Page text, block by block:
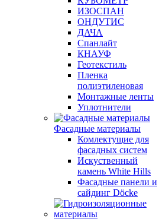
ИЗОСПАН
ОНДУТИС
ДАЧА
Спанлайт
КНАУФ
Геотекстиль
Пленка
полиэтиленовая
Монтажные ленты
Уплотнители
Фасадные материалы
Комлектущие для
фасадных систем
Искуственный
камень White Hills
Фасадные панели и
сайдинг Döcke